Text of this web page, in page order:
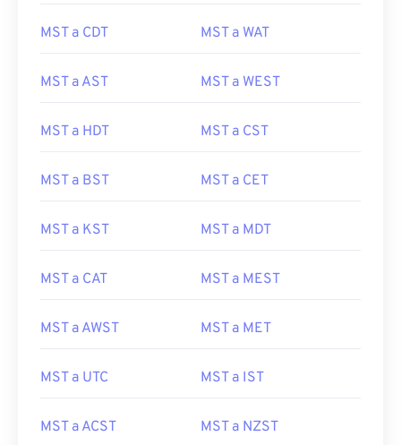
MST a CDT MST a WAT
MST a AST MST a WEST
MST a HDT MST a CST
MST a BST MST a CET
MST a KST MST a MDT
MST a CAT MST a MEST
MST a AWST MST a MET
MST a UTC MST a IST
MST a ACST MST a NZST